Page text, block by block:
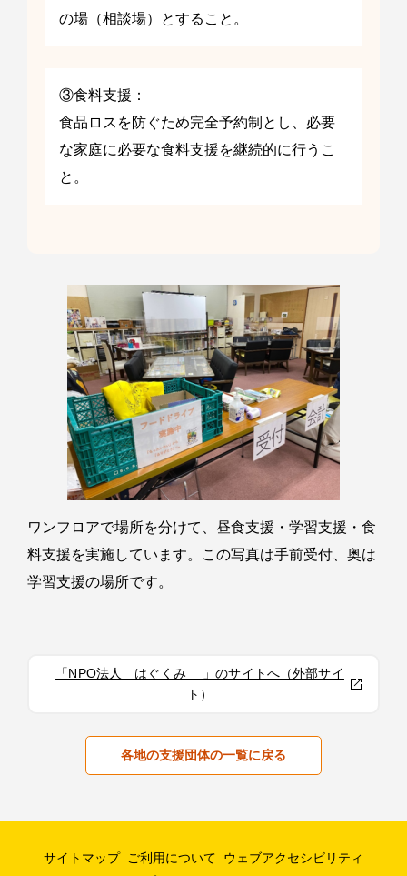
の場（相談場）とすること。
③食料支援：
食品ロスを防ぐため完全予約制とし、必要
な家庭に必要な食料支援を継続的に行うこ
と。
ワンフロアで場所を分けて、昼食支援・学習支援・食
料支援を実施しています。この写真は手前受付、奥は
学習支援の場所です。
「NPO法人 はぐくみ 」のサイトへ（外部サイ
ト）
各地の支援団体の一覧に戻る
サイトマップ ご利用について
ウェブアクセシビリティ